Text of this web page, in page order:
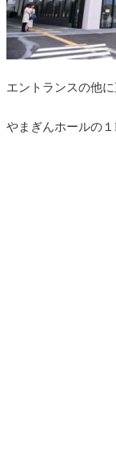
エントランスの他
やまぎんホールの